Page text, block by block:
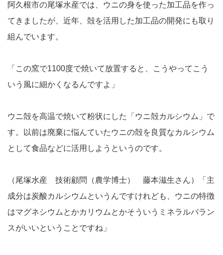
阿久根市の尾塚水産では、ウニの身を使った加工品を作っ
てきましたが、近年、殻を活用した加工品の開発にも取り
組んでいます。
「この窯で1100度で焼いて放置すると、こうやってこう
いう風に細かくなるんですよ」
ウニ殻を高温で焼いて粉状にした「ウニ殻カルシウム」で
す。以前は廃棄に悩んていたウニの殻を良質なカルシウム
として食品などに活用しようというのです。
（尾塚水産 技術顧問（農学博士） 藤本滋生さん）「主
成分は炭酸カルシウムというんですけれども、ウニの特徴
はマグネシウムとかカリウムとかそういうミネラルバラン
スがいいということですね」